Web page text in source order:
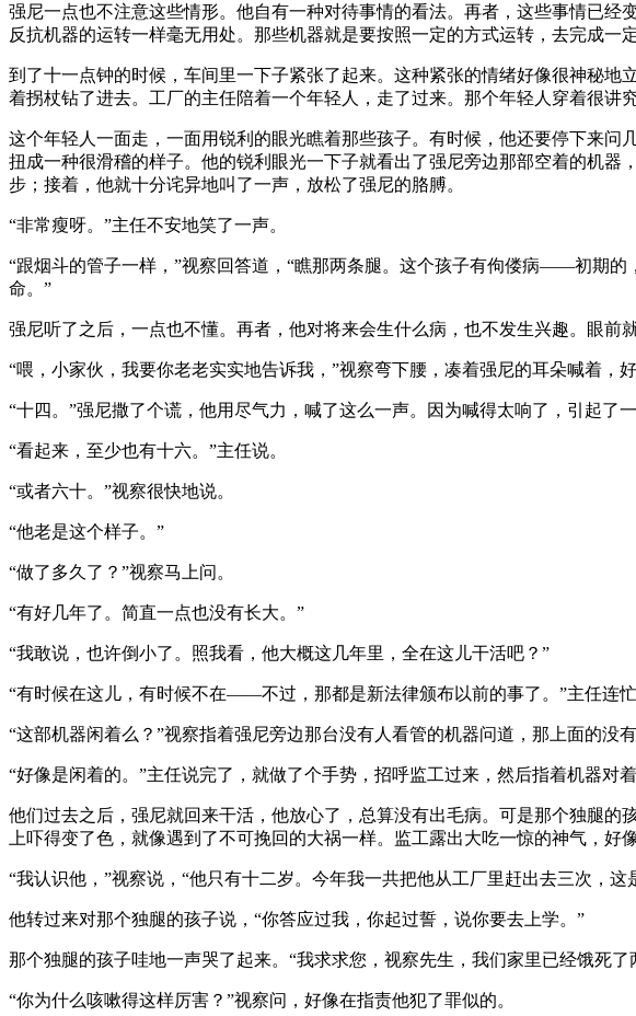
强尼一点也不注意这些情形。他自有一种对待事情的看法。再者，这些事情已
反抗机器的运转一样毫无用处。那些机器就是要按照一定的方式运转，去完成一
到了十一点钟的时候，车间里一下子紧张了起来。这种紧张的情绪好像很神秘
着拐杖钻了进去。工厂的主任陪着一个年轻人，走了过来。那个年轻人穿着很
这个年轻人一面走，一面用锐利的眼光瞧着那些孩子。有时候，他还要停下来
扭成一种很滑稽的样子。他的锐利眼光一下子就看出了强尼旁边那部空着的机
步；接着，他就十分诧异地叫了一声，放松了强尼的胳膊。
“非常瘦呀。”主任不安地笑了一声。
“跟烟斗的管子一样，”视察回答道，“瞧那两条腿。这个孩子有佝偻病——初期
命。”
强尼听了之后，一点也不懂。再者，他对将来会生什么病，也不发生兴趣。眼
“喂，小家伙，我要你老老实实地告诉我，”视察弯下腰，凑着强尼的耳朵喊着，
“十四。”强尼撒了个谎，他用尽气力，喊了这么一声。因为喊得太响了，引起了
“看起来，至少也有十六。”主任说。
“或者六十。”视察很快地说。
“他老是这个样子。”
“做了多久了？”视察马上问。
“有好几年了。简直一点也没有长大。”
“我敢说，也许倒小了。照我看，他大概这几年里，全在这儿干活吧？”
“有时候在这儿，有时候不在——不过，那都是新法律颁布以前的事了。”主任连忙
“这部机器闲着么？”视察指着强尼旁边那台没有人看管的机器问道，那上面的没
“好像是闲着的。”主任说完了，就做了个手势，招呼监工过来，然后指着机器对
他们过去之后，强尼就回来干活，他放心了，总算没有出毛病。可是那个独腿
上吓得变了色，就像遇到了不可挽回的大祸一样。监工露出大吃一惊的神气，
“我认识他，”视察说，“他只有十二岁。今年我一共把他从工厂里赶出去三次，这
他转过来对那个独腿的孩子说，“你答应过我，你起过誓，说你要去上学。”
那个独腿的孩子哇地一声哭了起来。“我求求您，视察先生，我们家里已经饿死了
“你为什么咳嗽得这样厉害？”视察问，好像在指责他犯了罪似的。